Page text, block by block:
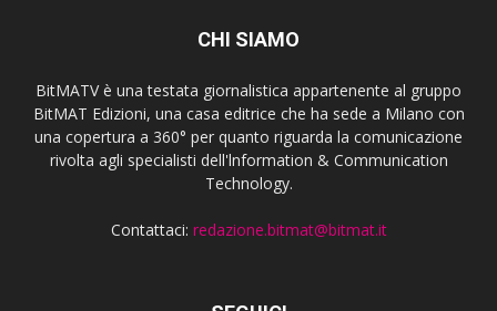
CHI SIAMO
BitMATV è una testata giornalistica appartenente al gruppo
BitMAT Edizioni, una casa editrice che ha sede a Milano con
una copertura a 360° per quanto riguarda la comunicazione
rivolta agli specialisti dell'lnformation & Communication
Technology.
Contattaci: redazione.bitmat@bitmat.it